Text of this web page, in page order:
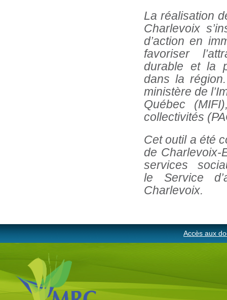
La réalisation
Charlevoix
d’action en
favoriser
durable et la
dans la
ministère de
Québec
collectivités
Cet outil a été
de Charlevoix-
services
le Service
Charlevoix.
Accès aux